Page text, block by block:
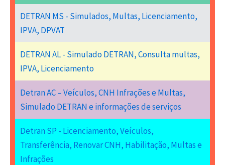
DETRAN MS - Simulados, Multas, Licenciamento,
IPVA, DPVAT
DETRAN AL - Simulado DETRAN, Consulta multas,
IPVA, Licenciamento
Detran AC – Veículos, CNH Infrações e Multas,
Simulado DETRAN e informações de serviços
Detran SP - Licenciamento, Veículos,
Transferência, Renovar CNH, Habilitação, Multas e
Infrações